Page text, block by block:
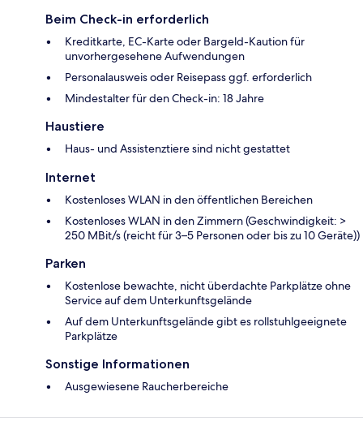
Beim Check-in erforderlich
Kreditkarte, EC-Karte oder Bargeld-Kaution für
unvorhergesehene Aufwendungen
Personalausweis oder Reisepass ggf. erforderlich
Mindestalter für den Check-in: 18 Jahre
Haustiere
Haus- und Assistenztiere sind nicht gestattet
Internet
Kostenloses WLAN in den öffentlichen Bereichen
Kostenloses WLAN in den Zimmern (Geschwindigkeit: >
250 MBit/s (reicht für 3–5 Personen oder bis zu 10 Geräte))
Parken
Kostenlose bewachte, nicht überdachte Parkplätze ohne
Service auf dem Unterkunftsgelände
Auf dem Unterkunftsgelände gibt es rollstuhlgeeignete
Parkplätze
Sonstige Informationen
Ausgewiesene Raucherbereiche